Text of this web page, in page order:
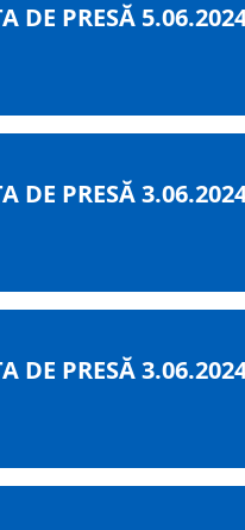
DE PRESĂ
DE PRESĂ
DE PRESĂ